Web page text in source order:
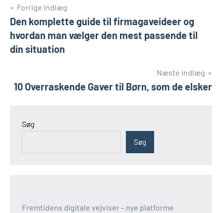
Indlægsnavigation
Forrige indlæg
Den komplette guide til firmagaveideer og
hvordan man vælger den mest passende til
din situation
Næste indlæg
10 Overraskende Gaver til Børn, som de elsker
Søg
Søg
Fremtidens digitale vejviser – nye platforme